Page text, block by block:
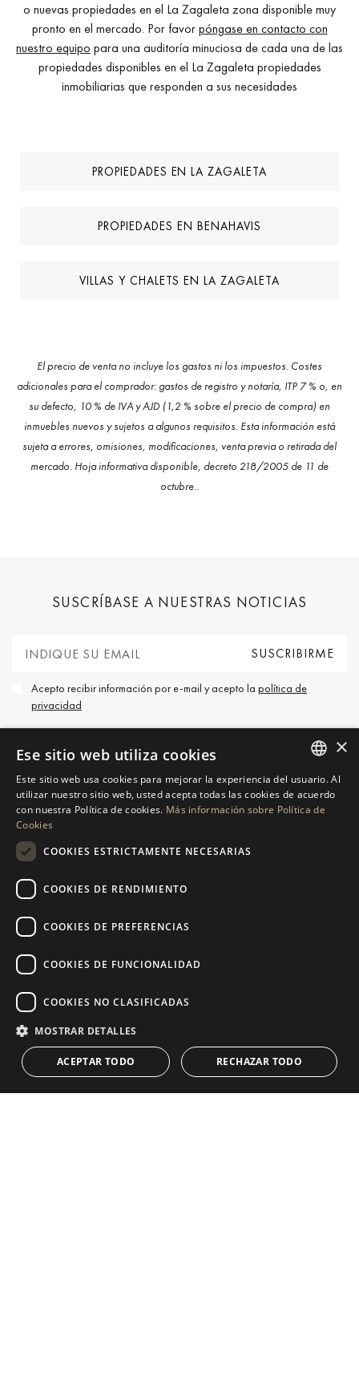
o nuevas propiedades en el La Zagaleta zona disponible muy
pronto en el mercado. Por favorpóngase en contacto con
nuestro equipo para una auditoría minuciosa de cada una de las
propiedades disponibles en el La Zagaleta propiedades
inmobiliarias que responden a sus necesidades
PROPIEDADES EN LA ZAGALETA
PROPIEDADES EN BENAHAVIS
VILLAS Y CHALETS EN LA ZAGALETA
El precio de venta no incluye los gastos ni los impuestos. Costes
adicionales para el comprador: gastos de registro y notaría, ITP 7 % o, en
su defecto, 10 % de IVA y AJD (1,2 % sobre el precio de compra) en
inmuebles nuevos y sujetos a algunos requisitos. Esta información está
sujeta a errores, omisiones, modificaciones, venta previa o retirada del
mercado. Hoja informativa disponible, decreto 218/2005 de 11 de
octubre..
SUSCRÍBASE A NUESTRAS NOTICIAS
Acepto recibir información por e-mail y acepto la política de
privacidad
PÓNGASE EN CONTACTO
SOLICITAR MÁS INFORMACIÓN
ENVÍENOS UN MENSAJE
NAVEGACIÓN
Propiedades
Guías
Equipo
Blog
COLECCIÓN
Primera línea de playa
CONTACTO
ENGLISH
SPANISH
×
Ese sitio web utiliza cookies
Este sitio web usa cookies para mejorar la experiencia del usuario. Al
utilizar nuestro sitio web, usted acepta todas las cookies de acuerdo
con nuestra Política de cookies. Más información sobre Política de
Cookies
COOKIES ESTRICTAMENTE NECESARIAS
COOKIES DE RENDIMIENTO
COOKIES DE PREFERENCIAS
COOKIES DE FUNCIONALIDAD
COOKIES NO CLASIFICADAS
MOSTRAR DETALLES
ACEPTAR TODO RECHAZAR TODO